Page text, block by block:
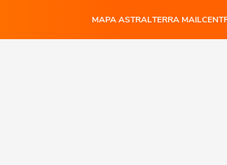
MAPA ASTRALTERRA MAIL